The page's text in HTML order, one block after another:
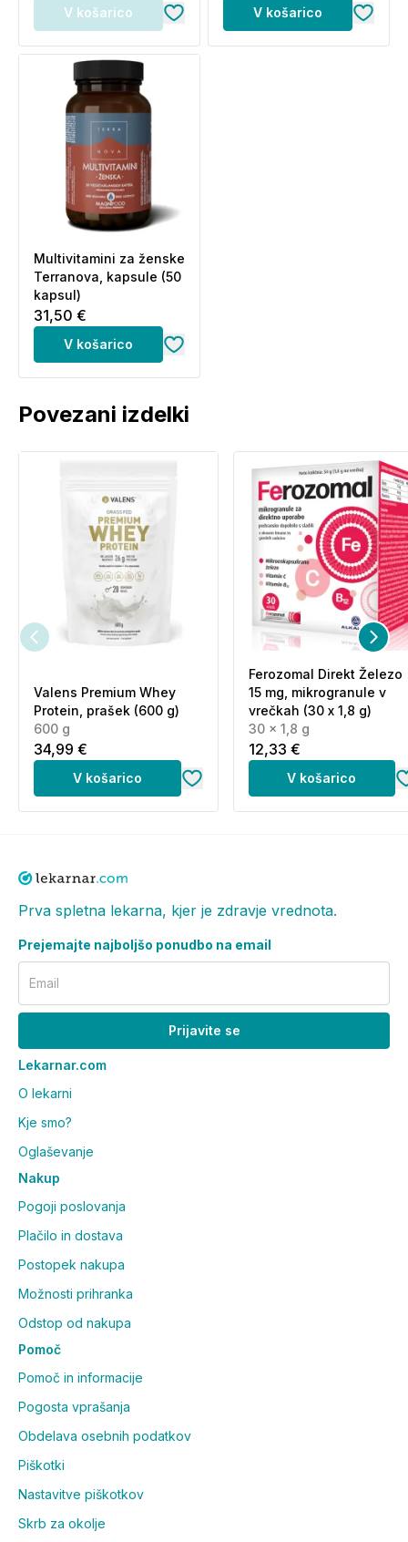
V košarico V košarico
Multivitamini za ženske
Terranova, kapsule (50
kapsul)
31,50 €
V košarico
Povezani izdelki
Valens Premium Whey
Protein, prašek (600 g)
600 g
34,99 €
V košarico
Ferozomal Direkt Železo
15 mg, mikrogranule v
vrečkah (30 x 1,8 g)
30 x 1,8 g
12,33 €
V košarico
Prva spletna lekarna, kjer je zdravje vrednota.
Prejemajte najboljšo ponudbo na email
Email
Prijavite se
Lekarnar.com
O lekarni
Kje smo?
Oglaševanje
Nakup
Pogoji poslovanja
Plačilo in dostava
Postopek nakupa
Možnosti prihranka
Odstop od nakupa
Pomoč
Pomoč in informacije
Pogosta vprašanja
Obdelava osebnih podatkov
Piškotki
Nastavitve piškotkov
Skrb za okolje